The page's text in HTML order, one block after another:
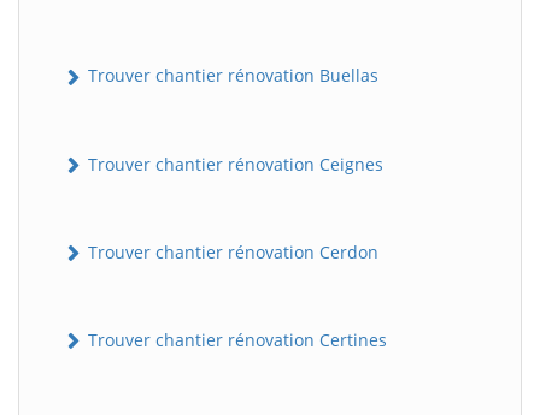
Trouver chantier rénovation Buellas
Trouver chantier rénovation Ceignes
Trouver chantier rénovation Cerdon
Trouver chantier rénovation Certines